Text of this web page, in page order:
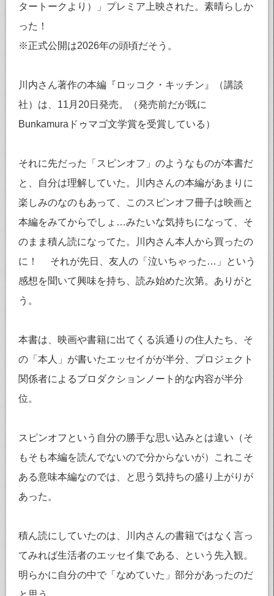
タートークより）」プレミア上映された。素晴らしか
った！
※正式公開は2026年の頭頃だそう。
川内さん著作の本編『ロッコク・キッチン』（講談
社）は、11月20日発売。（発売前だが既に
Bunkamuraドゥマゴ文学賞を受賞している）
それに先だった「スピンオフ」のようなものが本書だ
と、自分は理解していた。川内さんの本編があまりに
楽しみのなのもあって、このスピンオフ冊子は映画と
本編をみてからでしょ…みたいな気持ちになって、そ
のまま積ん読になってた。川内さん本人から買ったの
に！ それが先日、友人の「泣いちゃった…」という
感想を聞いて興味を持ち、読み始めた次第。ありがと
う。
本書は、映画や書籍に出てくる浜通りの住人たち、そ
の「本人」が書いたエッセイがが半分、プロジェクト
関係者によるプロダクションノート的な内容が半分
位。
スピンオフという自分の勝手な思い込みとは違い（そ
もそも本編を読んでないので分からないが）これこそ
ある意味本編なのでは、と思う気持ちの盛り上がりが
あった。
積ん読にしていたのは、川内さんの書籍ではなく言っ
てみれば生活者のエッセイ集である、という先入観。
明らかに自分の中で「なめていた」部分があったのだ